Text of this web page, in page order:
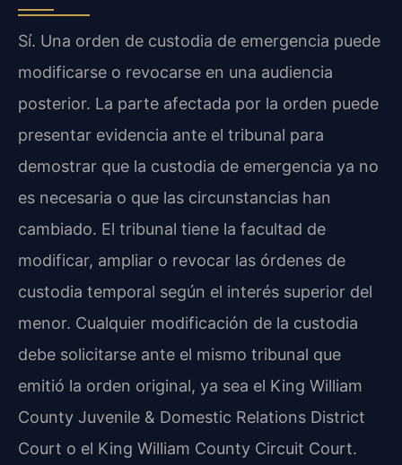
Sí. Una orden de custodia de emergencia puede
modificarse o revocarse en una audiencia
posterior. La parte afectada por la orden puede
presentar evidencia ante el tribunal para
demostrar que la custodia de emergencia ya no
es necesaria o que las circunstancias han
cambiado. El tribunal tiene la facultad de
modificar, ampliar o revocar las órdenes de
custodia temporal según el interés superior del
menor. Cualquier modificación de la custodia
debe solicitarse ante el mismo tribunal que
emitió la orden original, ya sea el King William
County Juvenile & Domestic Relations District
Court o el King William County Circuit Court.